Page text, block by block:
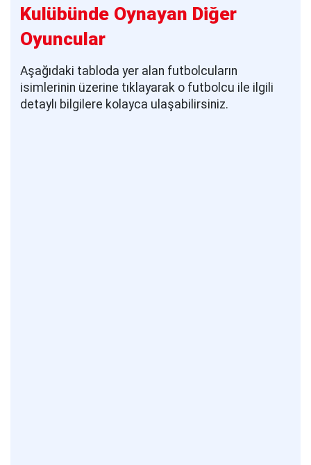
Kulübünde Oynayan Diğer
Oyuncular
Aşağıdaki tabloda yer alan futbolcuların
isimlerinin üzerine tıklayarak o futbolcu ile ilgili
detaylı bilgilere kolayca ulaşabilirsiniz.